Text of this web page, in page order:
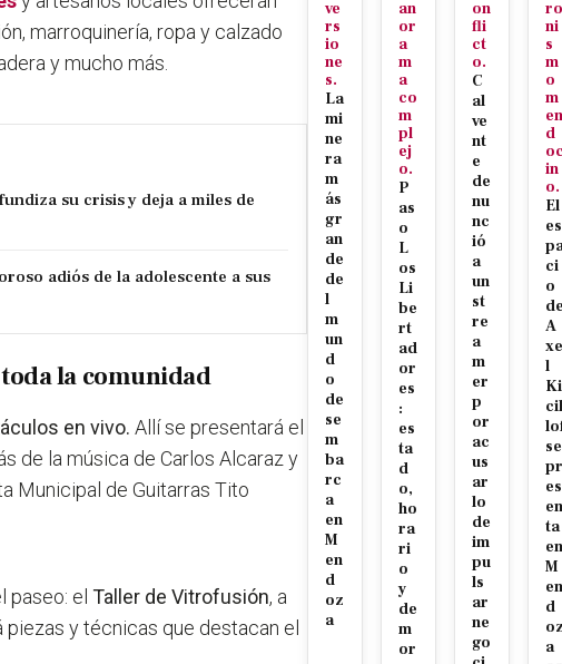
marroquinería, ropa y calzado
y mucho más.
su crisis y deja a miles de
adiós de la adolescente a sus
la comunidad
en vivo. Allí se presentará el
de la música de Carlos Alcaraz y
Municipal de Guitarras Tito
paseo: elTaller de Vitrofusión, a
y técnicas que destacan el
ve
rs
io
ne
s.
La
mi
ne
ra
m
ás
gr
an
de
de
l
m
un
d
o
de
se
m
ba
rc
a
en
M
en
d
oz
a
an
or
a
m
a
co
m
pl
ej
o.
P
as
o
L
os
Li
be
rt
ad
or
es
:
es
ta
d
o,
ho
ra
ri
o
y
de
m
or
on
fli
ct
o.
C
al
ve
nt
e
de
nu
nc
ió
a
un
st
re
a
m
er
p
or
ac
us
ar
lo
de
im
pu
ls
ar
ne
go
ro
ni
s
m
o
m
en
d
in
o.
El
es
ci
o
A
xe
l
Ki
cil
se
pr
es
en
ta
en
M
en
d
a